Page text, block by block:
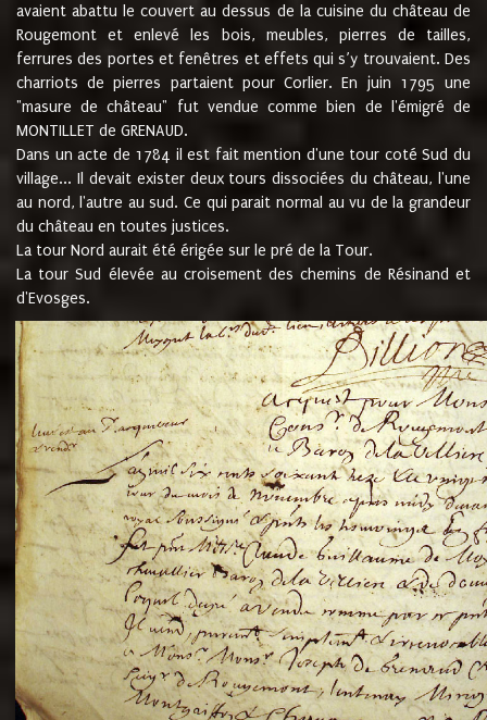
avaient abattu le couvert au dessus de la cuisine du château de
Rougemont et enlevé les bois, meubles, pierres de tailles,
ferrures des portes et fenêtres et effets qui s’y trouvaient. Des
charriots de pierres partaient pour Corlier. En juin 1795 une
"masure de château" fut vendue comme bien de l'émigré de
MONTILLET de GRENAUD.
Dans un acte de 1784 il est fait mention d'une tour coté Sud du
village... Il devait exister deux tours dissociées du château, l'une
au nord, l'autre au sud. Ce qui parait normal au vu de la grandeur
du château en toutes justices.
La tour Nord aurait été érigée sur le pré de la Tour.
La tour Sud élevée au croisement des chemins de Résinand et
d'Evosges.